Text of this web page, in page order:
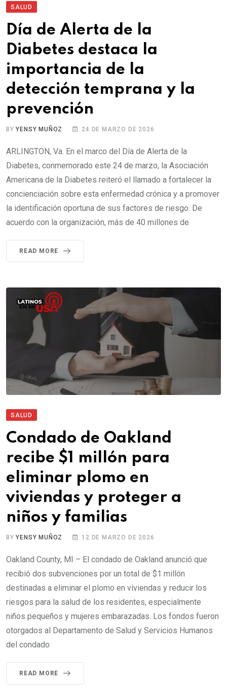
SALUD
Día de Alerta de la
Diabetes destaca la
importancia de la
detección temprana y la
prevención
BYYENSY MUÑOZ 24 DE MARZO DE 2026
ARLINGTON, Va. En el marco del Día de Alerta de la
Diabetes, conmemorado este 24 de marzo, la Asociación
Americana de la Diabetes reiteró el llamado a fortalecer la
concienciación sobre esta enfermedad crónica y a promover
la identificación oportuna de sus factores de riesgo. De
acuerdo con la organización, más de 40 millones de
READ MORE
SALUD
Condado de Oakland
recibe $1 millón para
eliminar plomo en
viviendas y proteger a
niños y familias
BYYENSY MUÑOZ 12 DE MARZO DE 2026
Oakland County, MI – El condado de Oakland anunció que
recibió dos subvenciones por un total de $1 millón
destinadas a eliminar el plomo en viviendas y reducir los
riesgos para la salud de los residentes, especialmente
niños pequeños y mujeres embarazadas. Los fondos fueron
otorgados al Departamento de Salud y Servicios Humanos
del condado
READ MORE